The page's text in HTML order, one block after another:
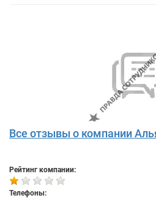
Все отзывы о компании
Рейтинг компании:
Телефоны: